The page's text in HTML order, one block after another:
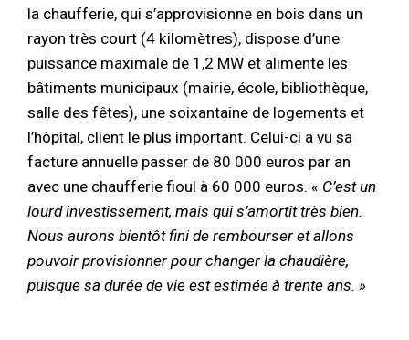
la chaufferie, qui s’approvisionne en bois dans un
rayon très court (4 kilomètres), dispose d’une
puissance maximale de 1,2 MW et alimente les
bâtiments municipaux (mairie, école, bibliothèque,
salle des fêtes), une soixantaine de logements et
l’hôpital, client le plus important. Celui-ci a vu sa
facture annuelle passer de 80 000 euros par an
avec une chaufferie fioul à 60 000 euros. « C’est un
lourd investissement, mais qui s’amortit très bien.
Nous aurons bientôt fini de rembourser et allons
pouvoir provisionner pour changer la chaudière,
puisque sa durée de vie est estimée à trente ans. »